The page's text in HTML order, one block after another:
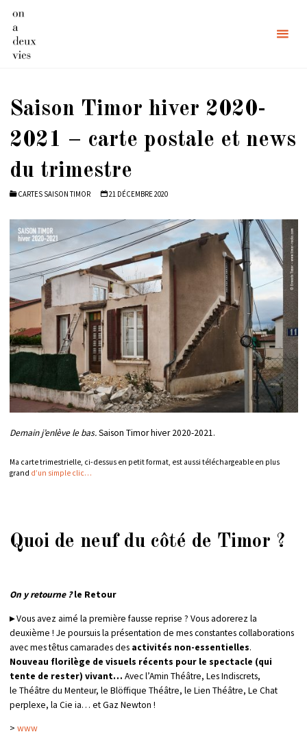
content
Saison Timor hiver 2020-
2021 – carte postale et news
du trimestre
CARTES SAISON TIMOR 21 DÉCEMBRE 2020
Demain j’enlève le bas.Saison Timor hiver 2020-2021.
Ma carte trimestrielle, ci-dessus en petit format, est aussi téléchargeable en plus
grand d’un simple clic…
Quoi de neuf du côté de Timor ?
On y retourne ?le Retour
▸Vous avez aimé la première fausse reprise ? Vous adorerez la
deuxième ! Je poursuis la présentation de mes constantes collaborations
avec mes têtus camarades des activités non-essentielles.
Nouveau florilège de visuels récents pour le spectacle (qui
tente de rester) vivant… Avec l’Amin Théâtre, Les Indiscrets,
le Théâtre du Menteur, le Blöffique Théâtre, le Lien Théâtre, Le Chat
perplexe, la Cie ia… et Gaz Newton !
> www